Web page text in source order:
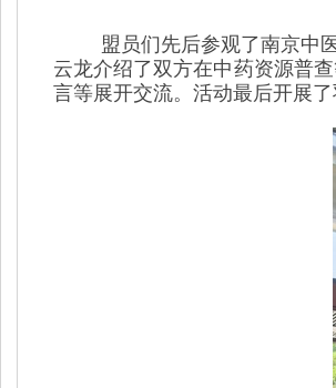
盟员们先后参观了南京中
云龙介绍了双方在中药资源普
言等展开交流。活动最后开展